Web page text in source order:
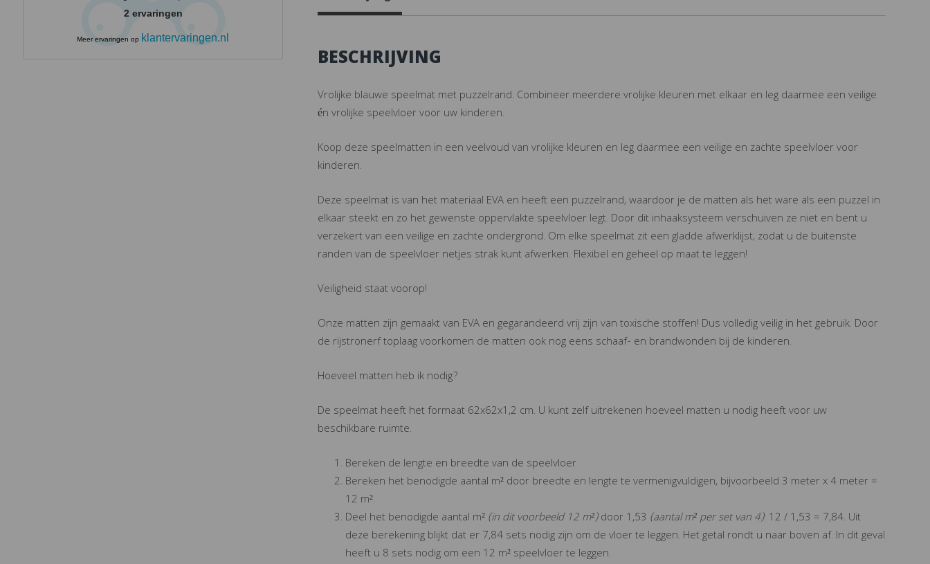
2 ervaringen
Meer ervaringen op klantervaringen.nl
BESCHRIJVING
Vrolijke blauwe speelmat met puzzelrand. Combineer meerdere vrolijke kleuren met elkaar en leg daarmee een veilige
én vrolijke speelvloer voor uw kinderen.
Koop deze speelmatten in een veelvoud van vrolijke kleuren en leg daarmee een veilige en zachte speelvloer voor
kinderen.
Deze speelmat is van het materiaal EVA en heeft een puzzelrand, waardoor je de matten als het ware als een puzzel in
elkaar steekt en zo het gewenste oppervlakte speelvloer legt. Door dit inhaaksysteem verschuiven ze niet en bent u
verzekert van een veilige en zachte ondergrond. Om elke speelmat zit een gladde afwerklijst, zodat u de buitenste
randen van de speelvloer netjes strak kunt afwerken. Flexibel en geheel op maat te leggen!
Veiligheid staat voorop!
Onze matten zijn gemaakt van EVA en gegarandeerd vrij zijn van toxische stoffen! Dus volledig veilig in het gebruik. Door
de rijstronerf toplaag voorkomen de matten ook nog eens schaaf- en brandwonden bij de kinderen.
Hoeveel matten heb ik nodig?
De speelmat heeft het formaat 62x62x1,2 cm. U kunt zelf uitrekenen hoeveel matten u nodig heeft voor uw
beschikbare ruimte.
Bereken de lengte en breedte van de speelvloer
Bereken het benodigde aantal m² door breedte en lengte te vermenigvuldigen, bijvoorbeeld 3 meter x 4 meter =
12 m².
Deel het benodigde aantal m²(in dit voorbeeld 12 m²)door 1,53 (aantal m² per set van 4): 12 / 1,53 = 7,84. Uit
deze berekening blijkt dat er 7,84 sets nodig zijn om de vloer te leggen. Het getal rondt u naar boven af. In dit geval
heeft u 8 sets nodig om een 12 m² speelvloer te leggen.